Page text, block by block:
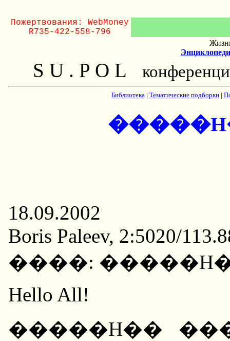
Пожертвования: WebMoney
R735-422-558-796
S U . P O L
Библиотека| Тематические подборки|
18.09.2002
Boris Paleev, 2:5020/
����:
Hello All!
�����H��